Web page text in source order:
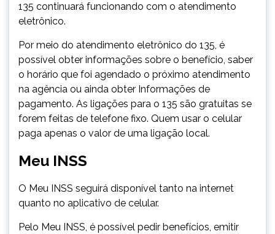
135 continuará funcionando com o atendimento
eletrônico.
Por meio do atendimento eletrônico do 135, é
possível obter informações sobre o benefício, saber
o horário que foi agendado o próximo atendimento
na agência ou ainda obter Informações de
pagamento. As ligações para o 135 são gratuitas se
forem feitas de telefone fixo. Quem usar o celular
paga apenas o valor de uma ligação local.
Meu INSS
O Meu INSS seguirá disponível tanto na internet
quanto no aplicativo de celular.
Pelo Meu INSS, é possível pedir benefícios, emitir